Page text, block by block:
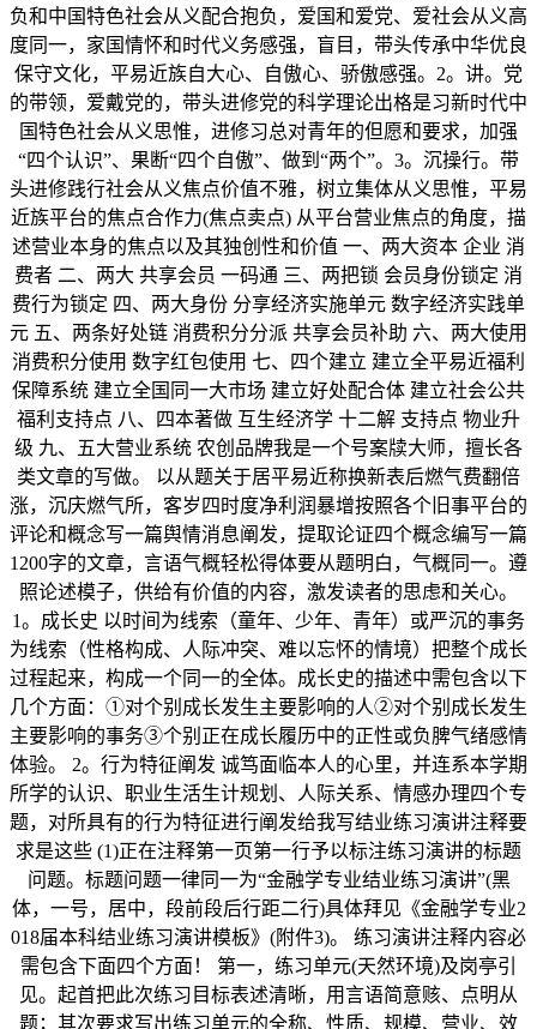
负和中国特色社会从义配合抱负，爱国和爱党、爱社会从义高
度同一，家国情怀和时代义务感强，盲目，带头传承中华优良
保守文化，平易近族自大心、自傲心、骄傲感强。2。讲。党
的带领，爱戴党的，带头进修党的科学理论出格是习新时代中
国特色社会从义思惟，进修习总对青年的但愿和要求，加强
“四个认识”、果断“四个自傲”、做到“两个”。3。沉操行。带
头进修践行社会从义焦点价值不雅，树立集体从义思惟，平易
近族平台的焦点合作力(焦点卖点) 从平台营业焦点的角度，描
述营业本身的焦点以及其独创性和价值 一、两大资本 企业 消
费者 二、两大 共享会员 一码通 三、两把锁 会员身份锁定 消
费行为锁定 四、两大身份 分享经济实施单元 数字经济实践单
元 五、两条好处链 消费积分分派 共享会员补助 六、两大使用
消费积分使用 数字红包使用 七、四个建立 建立全平易近福利
保障系统 建立全国同一大市场 建立好处配合体 建立社会公共
福利支持点 八、四本著做 互生经济学 十二解 支持点 物业升
级 九、五大营业系统 农创品牌我是一个号案牍大师，擅长各
类文章的写做。 以从题关于居平易近称换新表后燃气费翻倍
涨，沉庆燃气所，客岁四时度净利润暴增按照各个旧事平台的
评论和概念写一篇舆情消息阐发，提取论证四个概念编写一篇
1200字的文章，言语气概轻松得体要从题明白，气概同一。遵
照论述模子，供给有价值的内容，激发读者的思虑和关心。
1。成长史 以时间为线索（童年、少年、青年）或严沉的事务
为线索（性格构成、人际冲突、难以忘怀的情境）把整个成长
过程起来，构成一个同一的全体。成长史的描述中需包含以下
几个方面：①对个别成长发生主要影响的人②对个别成长发生
主要影响的事务③个别正在成长履历中的正性或负脾气绪感情
体验。 2。行为特征阐发 诚笃面临本人的心里，并连系本学期
所学的认识、职业生活生计规划、人际关系、情感办理四个专
题，对所具有的行为特征进行阐发给我写结业练习演讲注释要
求是这些 (1)正在注释第一页第一行予以标注练习演讲的标题
问题。标题问题一律同一为“金融学专业结业练习演讲”(黑
体，一号，居中，段前段后行距二行)具体拜见《金融学专业2
018届本科结业练习演讲模板》(附件3)。 练习演讲注释内容必
需包含下面四个方面！ 第一，练习单元(天然环境)及岗亭引
见。起首把此次练习目标表述清晰，用言语简意赅、点明从
题；其次要求写出练习单元的全称、性质、规模、营业、效